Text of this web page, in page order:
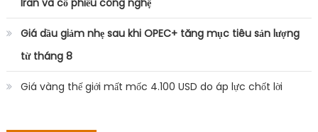
Iran và cổ phiếu công nghệ
Giá dầu giảm nhẹ sau khi OPEC+ tăng mục tiêu sản lượng
từ tháng 8
Giá vàng thế giới mất mốc 4.100 USD do áp lực chốt lời